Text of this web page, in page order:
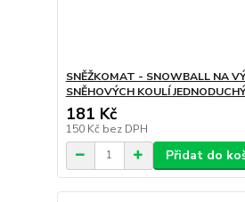
SNĚŽKOMAT - SNOWBALL NA
SNĚHOVÝCH KOULÍ
181 Kč
150 Kč bez DPH
Přidat do